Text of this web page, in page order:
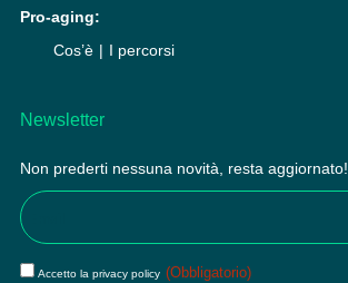
Pro-aging:
Cos’è
I percorsi
Newsletter
Non prederti nessuna novità, resta aggiornato!
Email
Privacy
Accetto la privacy policy (Obbligatorio)